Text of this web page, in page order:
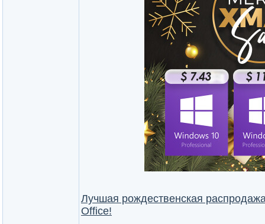
Лучшая рождественская
Office!